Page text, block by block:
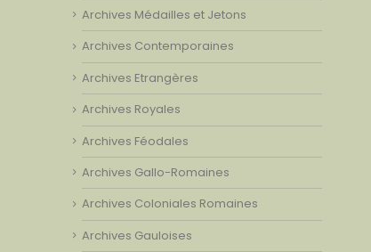
Archives Médailles et Jetons
Archives Contemporaines
Archives Etrangères
Archives Royales
Archives Féodales
Archives Gallo-Romaines
Archives Coloniales Romaines
Archives Gauloises